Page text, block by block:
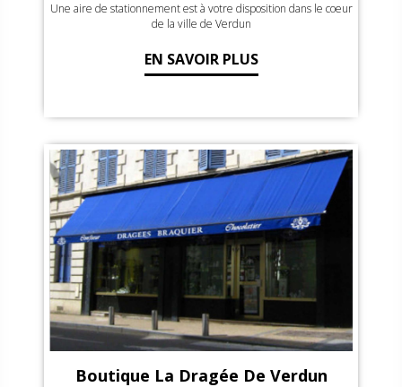
Une aire de stationnement est à votre disposition dans le coeur
de la ville de Verdun
EN SAVOIR PLUS
Boutique La Dragée De Verdun